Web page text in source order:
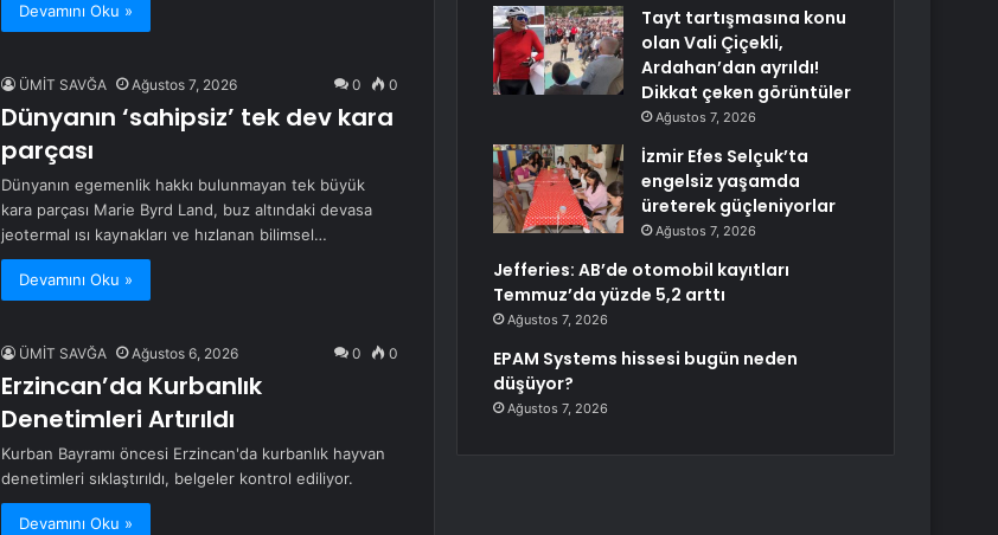
Devamını Oku »
ÜMİT SAVĞA Ağustos 7, 2026 0 0
Dünyanın ‘sahipsiz’ tek dev kara
parçası
Dünyanın egemenlik hakkı bulunmayan tek büyük
kara parçası Marie Byrd Land, buz altındaki devasa
jeotermal ısı kaynakları ve hızlanan bilimsel…
Devamını Oku »
ÜMİT SAVĞA Ağustos 6, 2026 0 0
Erzincan’da Kurbanlık
Denetimleri Artırıldı
Kurban Bayramı öncesi Erzincan'da kurbanlık hayvan
denetimleri sıklaştırıldı, belgeler kontrol ediliyor.
Devamını Oku »
Tayt tartışmasına konu
olan Vali Çiçekli,
Ardahan’dan ayrıldı!
Dikkat çeken görüntüler
Ağustos 7, 2026
İzmir Efes Selçuk’ta
engelsiz yaşamda
üreterek güçleniyorlar
Ağustos 7, 2026
Jefferies: AB’de otomobil kayıtları
Temmuz’da yüzde 5,2 arttı
Ağustos 7, 2026
EPAM Systems hissesi bugün neden
düşüyor?
Ağustos 7, 2026